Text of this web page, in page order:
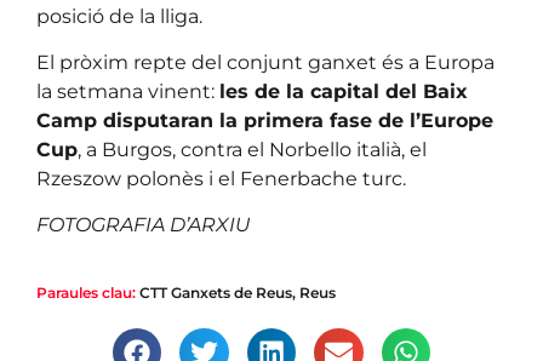
posició de la lliga.
El pròxim repte del conjunt ganxet és a Europa
la setmana vinent: les de la capital del Baix
Camp disputaran la primera fase de l’Europe
Cup, a Burgos, contra el Norbello italià, el
Rzeszow polonès i el Fenerbache turc.
FOTOGRAFIA D’ARXIU
Paraules clau: CTT Ganxets de Reus, Reus